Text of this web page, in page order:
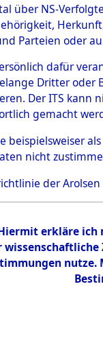
über NS-
Parteien oder
dafür
Dritter
Der ITS
gemacht
beispielsweiser
nicht
der Arolsen
erkläre ich